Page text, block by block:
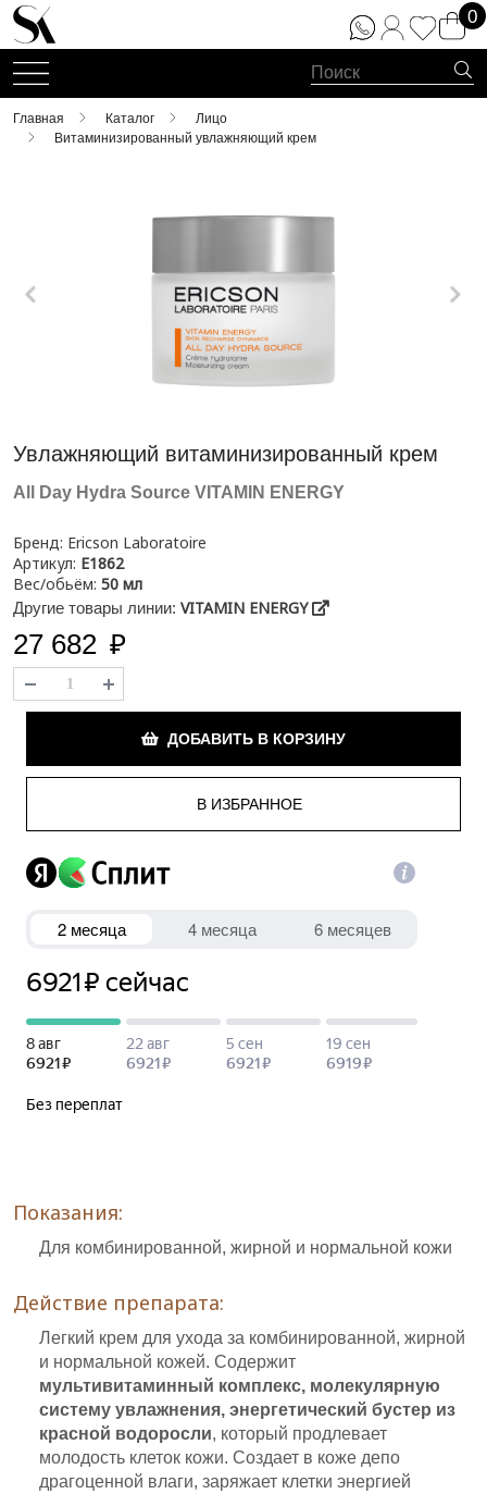
0
Главная Каталог
Лицо
Витаминизированный увлажняющий крем
Увлажняющий витаминизированный крем
All Day Hydra Source VITAMIN ENERGY
Бренд: Ericson Laboratoire
Артикул: E1862
Вес/обьём: 50 мл
Другие товары линии: VITAMIN ENERGY
27 682 ₽
ДОБАВИТЬ В КОРЗИНУ
Показания:
Для комбинированной, жирной и нормальной кожи
Действие препарата:
Легкий крем для ухода за комбинированной, жирной
и нормальной кожей. Содержит
мультивитаминный комплекс, молекулярную
систему увлажнения, энергетический бустер из
красной водоросли, который продлевает
молодость клеток кожи. Создает в коже депо
драгоценной влаги, заряжает клетки энергией